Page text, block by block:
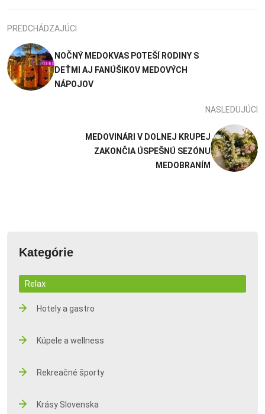
PREDCHÁDZAJÚCI
NOČNÝ MEDOKVAS POTEŠÍ RODINY S
DEŤMI AJ FANÚŠIKOV MEDOVÝCH
NÁPOJOV
NASLEDUJÚCI
MEDOVINÁRI V DOLNEJ KRUPEJ
ZAKONČIA ÚSPEŠNÚ SEZÓNU
MEDOBRANÍM
Kategórie
Relax
Hotely a gastro
Kúpele a wellness
Rekreačné športy
Krásy Slovenska